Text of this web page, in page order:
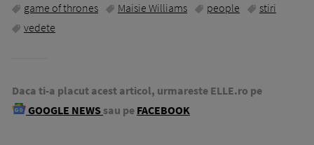
game of thrones Maisie Williams people
stiri
vedete
Daca ti-a placut acest articol, urmareste ELLE.ro pe
GOOGLE NEWS sau pe FACEBOOK